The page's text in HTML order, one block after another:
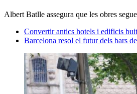
Albert Batlle assegura que les obres
Convertir antics hotels i edificis
Barcelona resol el futur dels bars